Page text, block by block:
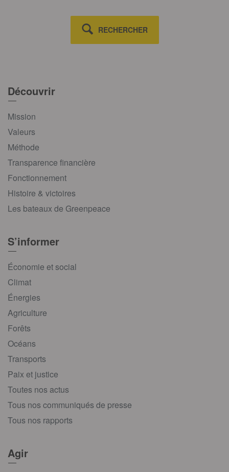
RECHERCHER
Découvrir
Mission
Valeurs
Méthode
Transparence financière
Fonctionnement
Histoire & victoires
Les bateaux de Greenpeace
S’informer
Économie et social
Climat
Énergies
Agriculture
Forêts
Océans
Transports
Paix et justice
Toutes nos actus
Tous nos communiqués de presse
Tous nos rapports
Agir